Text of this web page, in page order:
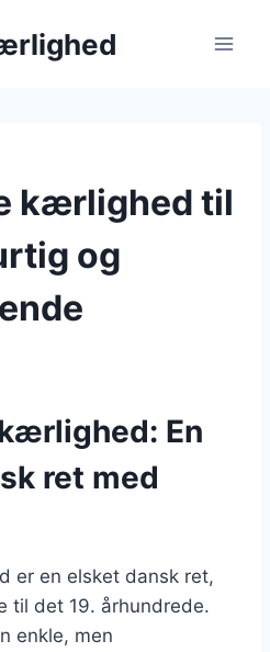
kærlighed til
og
En
ret med
er en elsket dansk ret,
til det 19. århundrede.
enkle, men